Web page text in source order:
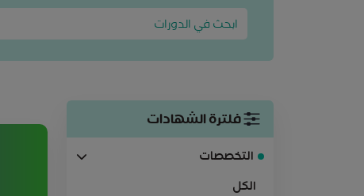
فلترة الشهادات
التخصصات
الكل